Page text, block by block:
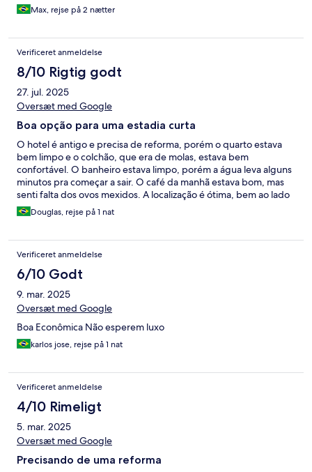
Max, rejse på 2 nætter
Verificeret anmeldelse
8/10 Rigtig godt
27. jul. 2025
Oversæt med Google
Boa opção para uma estadia curta
O hotel é antigo e precisa de reforma, porém o quarto estava
bem limpo e o colchão, que era de molas, estava bem
confortável. O banheiro estava limpo, porém a água leva alguns
minutos pra começar a sair. O café da manhã estava bom, mas
senti falta dos ovos mexidos. A localização é ótima, bem ao lado
do centro, e a duas quadras da avenida JK. A senhora que
atendia no balcão era muito simpática.
Douglas, rejse på 1 nat
Verificeret anmeldelse
6/10 Godt
9. mar. 2025
Oversæt med Google
Boa Econômica Não esperem luxo
karlos jose, rejse på 1 nat
Verificeret anmeldelse
4/10 Rimeligt
5. mar. 2025
Oversæt med Google
Precisando de uma reforma